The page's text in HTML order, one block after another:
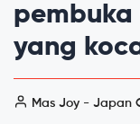
pembuka
yang
Mas Joy - Japan